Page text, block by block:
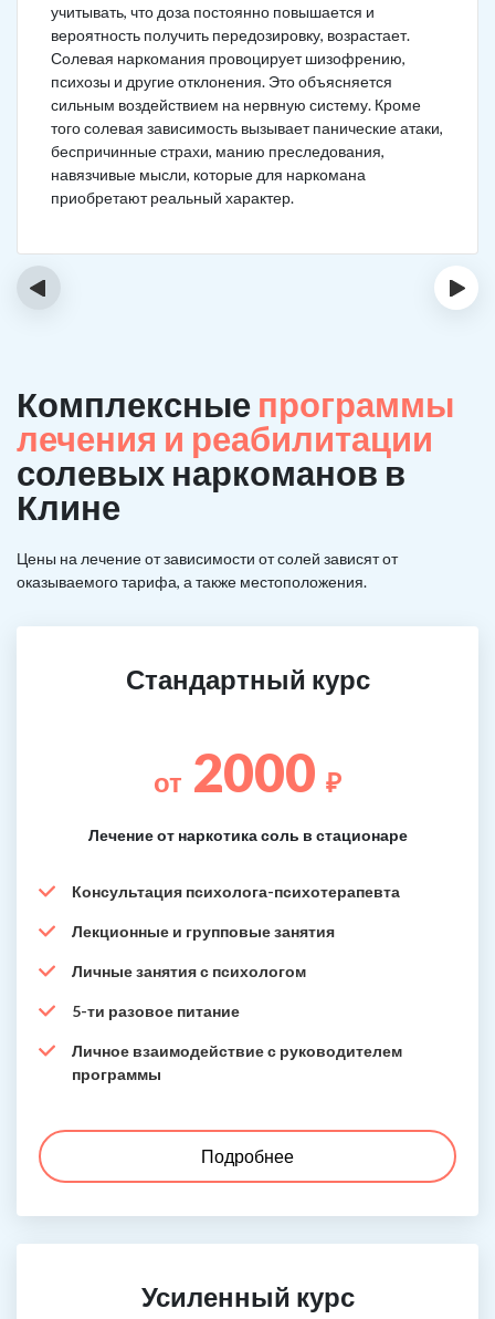
учитывать, что доза постоянно повышается и
вероятность получить передозировку, возрастает.
Солевая наркомания провоцирует шизофрению,
психозы и другие отклонения. Это объясняется
сильным воздействием на нервную систему. Кроме
того солевая зависимость вызывает панические атаки,
беспричинные страхи, манию преследования,
навязчивые мысли, которые для наркомана
приобретают реальный характер.
‹ ›
Комплексные программы
лечения и реабилитации
солевых наркоманов в
Клине
Цены на лечение от зависимости от солей зависят от
оказываемого тарифа, а также местоположения.
Стандартный курс
от 2000 ₽
Лечение от наркотика соль в стационаре
Консультация психолога-психотерапевта
Лекционные и групповые занятия
Личные занятия с психологом
5-ти разовое питание
Личное взаимодействие с руководителем
программы
Подробнее
Усиленный курс